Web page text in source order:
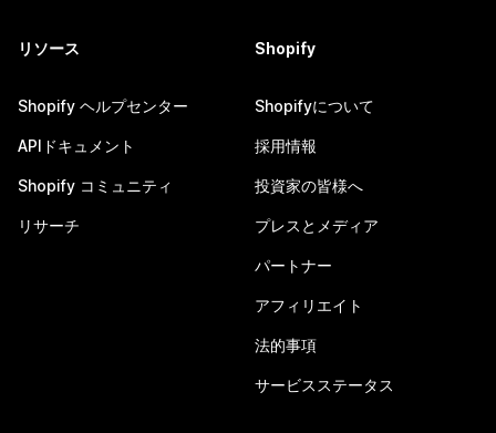
リソース
Shopify ヘルプセンター
APIドキュメント
Shopify コミュニティ
リサーチ
Shopify
Shopifyについて
採用情報
投資家の皆様へ
プレスとメディア
パートナー
アフィリエイト
法的事項
サービスステータス